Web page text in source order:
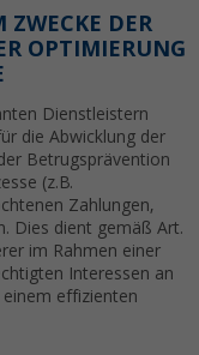
ZWECKE DER
OPTIMIERUNG
Dienstleistern
die Abwicklung der
Betrugsprävention
(z.B.
Zahlungen,
Dies dient gemäß Art.
im Rahmen einer
Interessen an
einem effizienten